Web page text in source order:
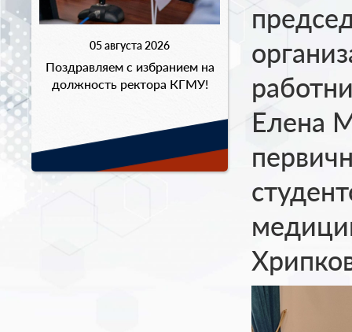
05 августа 2026
Поздравляем с избранием на
должность ректора КГМУ!
Елена